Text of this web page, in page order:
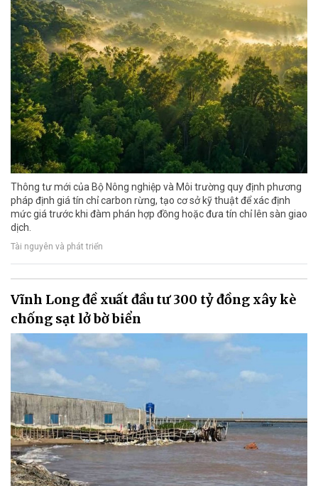
Thông tư mới của Bộ Nông nghiệp và Môi trường quy định phương
pháp định giá tín chỉ carbon rừng, tạo cơ sở kỹ thuật để xác định
mức giá trước khi đàm phán hợp đồng hoặc đưa tín chỉ lên sàn giao
dịch.
Tài nguyên và phát triển
Vĩnh Long đề xuất đầu tư 300 tỷ đồng xây kè
chống sạt lở bờ biển